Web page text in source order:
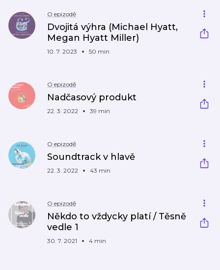
O epizodě
Dvojitá výhra (Michael Hyatt,
Megan Hyatt Miller)
10. 7. 2023 50 min
O epizodě
Nadčasový produkt
22. 3. 2022 39 min
O epizodě
Soundtrack v hlavě
22. 3. 2022 43 min
O epizodě
Někdo to vždycky platí / Těsně
vedle 1
30. 7. 2021 4 min